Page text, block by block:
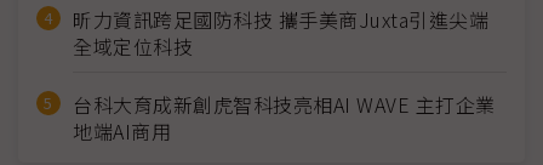
昕力資訊跨足國防科技 攜手美商Juxta引進尖端
全域定位科技
台科大育成新創虎智科技亮相AI WAVE 主打企業
地端AI商用